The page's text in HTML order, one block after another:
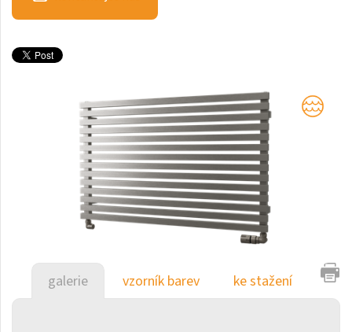
Club Edge
Collom UNI
Collom Horizontal
Collom Double
Collom Double Horizontal
Collom Light
Collom Mirror
galerie vzorník barev ke stažení